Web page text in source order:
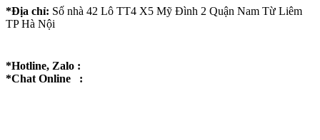
*Địa chỉ: Số nhà 42 Lô TT4 X5 Mỹ Đình 2 Quận Nam Từ Liêm
TP Hà Nội
*Hotline, Zalo :
*Chat Online :